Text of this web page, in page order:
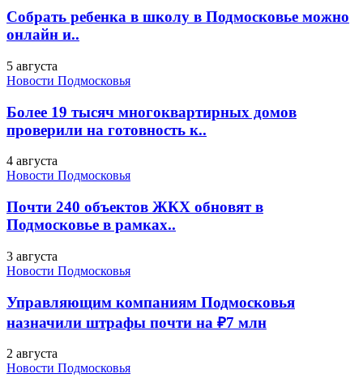
Собрать ребенка в школу в Подмосковье можно
онлайн и..
5 августа
Новости Подмосковья
Более 19 тысяч многоквартирных домов
проверили на готовность к..
4 августа
Новости Подмосковья
Почти 240 объектов ЖКХ обновят в
Подмосковье в рамках..
3 августа
Новости Подмосковья
Управляющим компаниям Подмосковья
назначили штрафы почти на ₽7 млн
2 августа
Новости Подмосковья